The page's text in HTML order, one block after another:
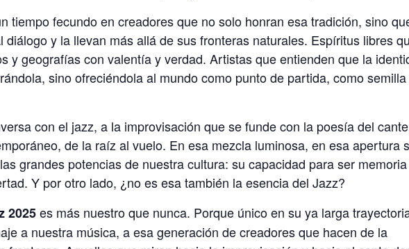
tiempo fecundo en creadores que no solo honran esa tradición, sino
diálogo y la llevan más allá de sus fronteras naturales. Espíritus libres
y geografías con valentía y verdad. Artistas que entienden que la
sino ofreciéndola al mundo como punto de partida, como semilla
con el jazz, a la improvisación que se funde con la poesía del
de la raíz al vuelo. En esa mezcla luminosa, en esa apertura
grandes potencias de nuestra cultura: su capacidad para ser
Y por otro lado, ¿no es esa también la esencia del Jazz?
2025es más nuestro que nunca. Porque único en su ya larga
a nuestra música, a esa generación de creadores que hacen de la